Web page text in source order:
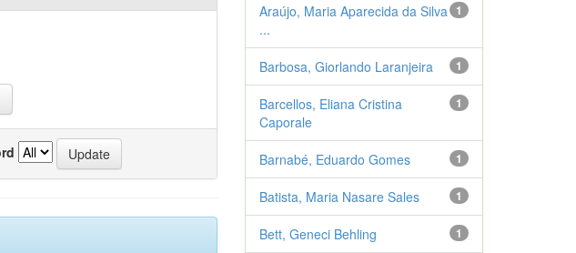
1
Araújo, Maria Aparecida da Silva
...
1
Barbosa, Giorlando Laranjeira
1
Barcellos, Eliana Cristina
Caporale
1
Barnabé, Eduardo Gomes
1
Batista, Maria Nasare Sales
1
Bett, Geneci Behling